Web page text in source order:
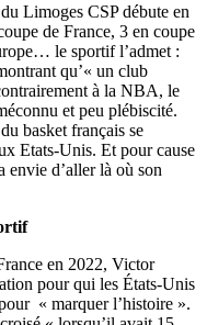
Limoges CSP débute en
de France, 3 en coupe
le sportif l’admet :
qu’« un club
à la NBA, le
et peu plébiscité.
basket français se
Etats-Unis. Et pour cause
envie d’aller là où son
en 2022, Victor
pour qui les États-Unis
« marquer l’histoire ».